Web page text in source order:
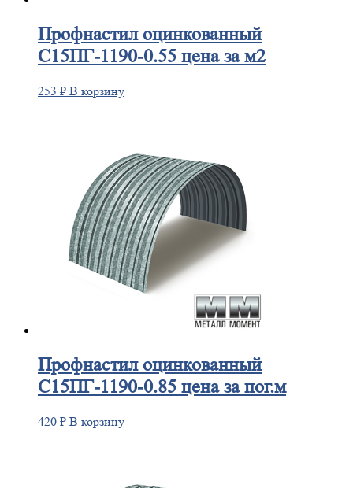
Профнастилоцинкованный
С15ПГ-1190-0.55 цена за м2
253 ₽ В корзину
Профнастилоцинкованный
С15ПГ-1190-0.85 цена за пог.м
420 ₽ В корзину